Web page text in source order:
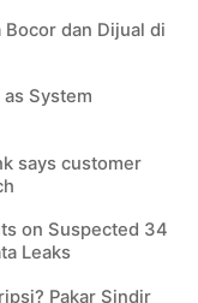
dan Dijual di
as System
says customer
on Suspected 34
Leaks
Pakar Sindir